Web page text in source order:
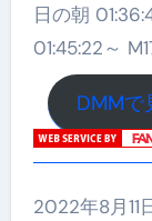
日の朝
01:45:22～
DMMで
2022年8月11